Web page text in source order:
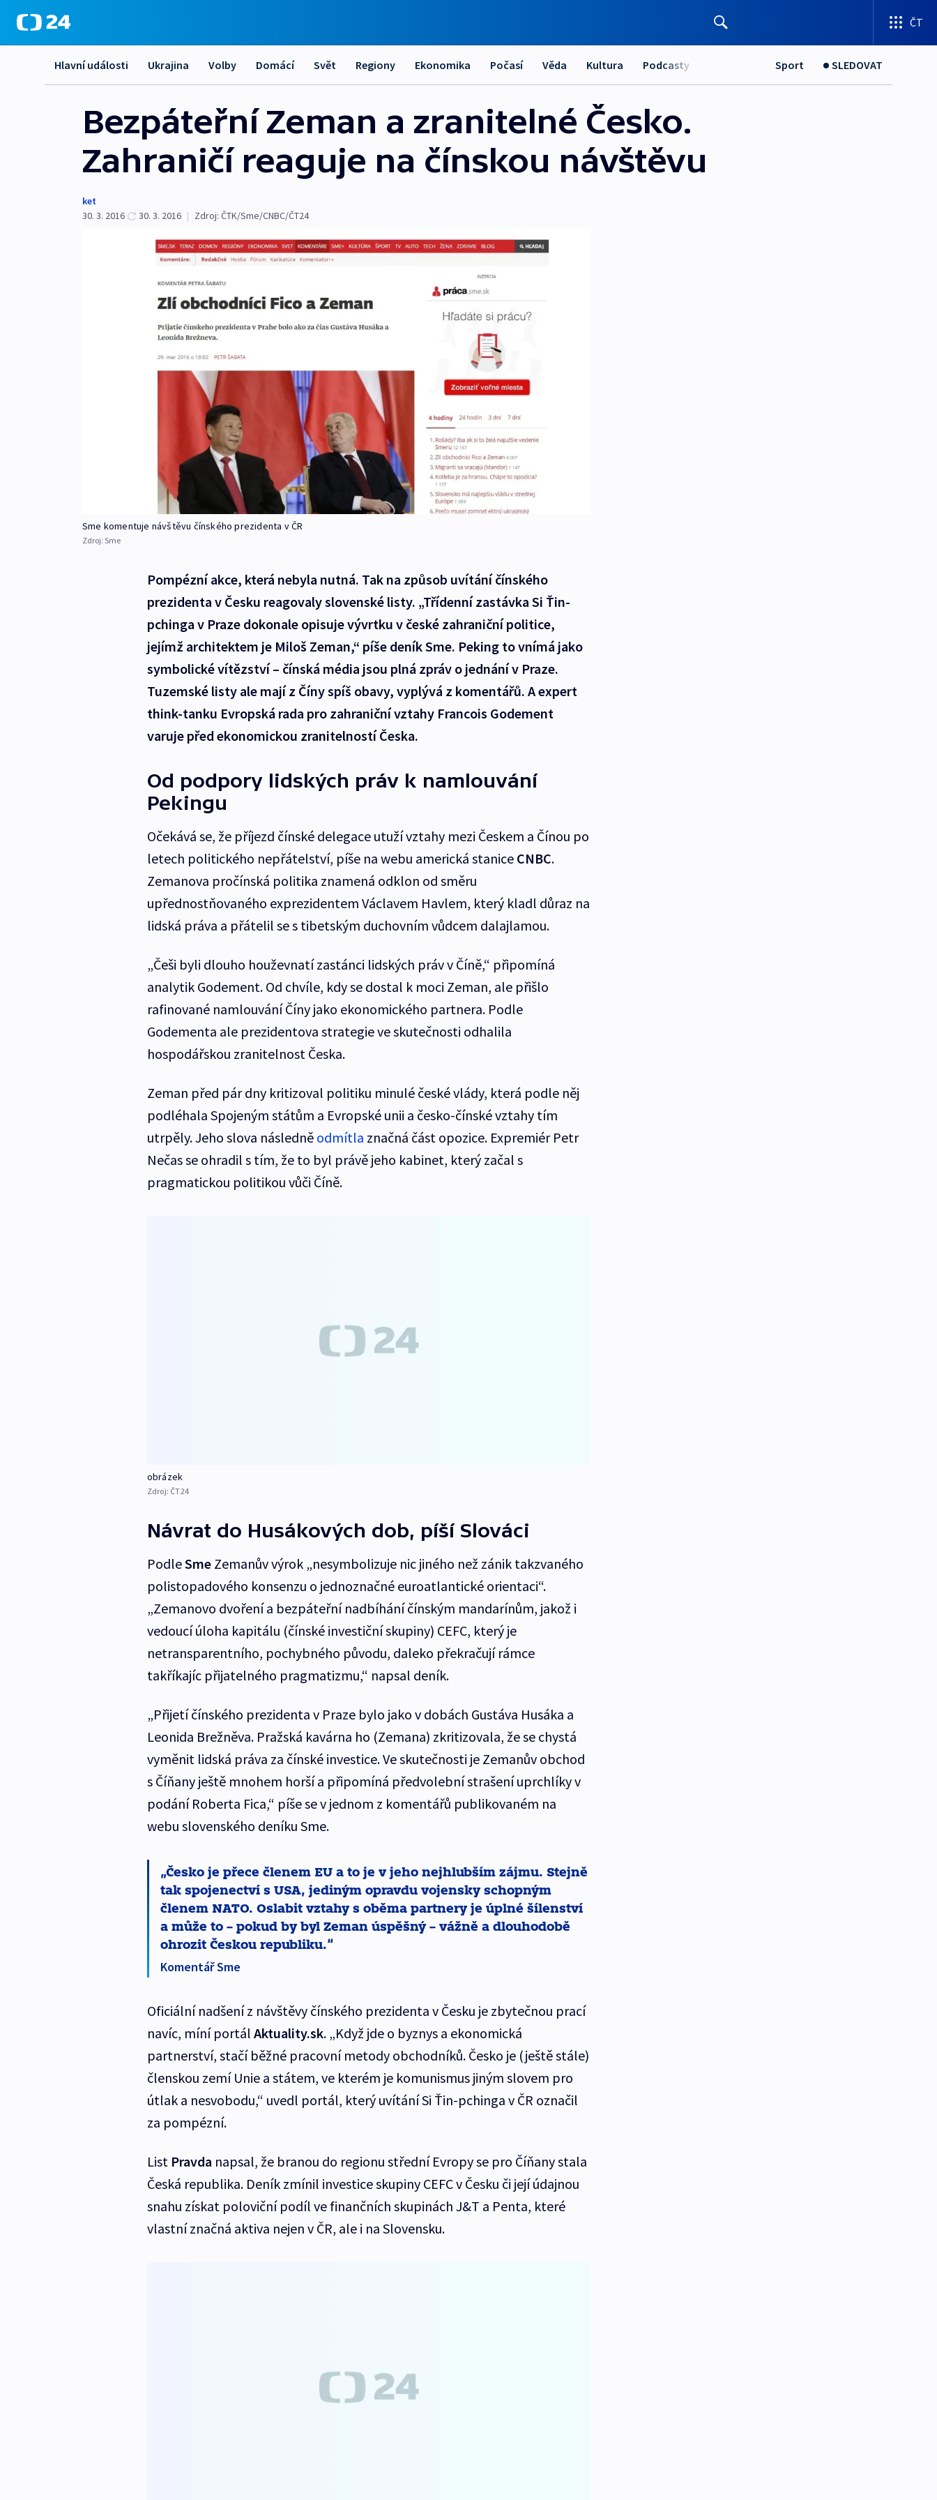
ČT
Hlavní události Ukrajina Volby Domácí Svět Regiony Ekonomika Počasí Věda Kultura Podcasty Sport SLEDOVAT
Bezpáteřní Zeman a zranitelné Česko.
Zahraničí reaguje na čínskou návštěvu
ket
30. 3. 2016
30. 3. 2016 | Zdroj: ČTK/Sme/CNBC/ČT24
Sme komentuje návštěvu čínského prezidenta v ČR
Zdroj: Sme
Pompézní akce, která nebyla nutná. Tak na způsob uvítání čínského
prezidenta v Česku reagovaly slovenské listy. „Třídenní zastávka Si Ťin-
pchinga v Praze dokonale opisuje vývrtku v české zahraniční politice,
jejímž architektem je Miloš Zeman,“ píše deník Sme. Peking to vnímá jako
symbolické vítězství – čínská média jsou plná zpráv o jednání v Praze.
Tuzemské listy ale mají z Číny spíš obavy, vyplývá z komentářů. A expert
think-tanku Evropská rada pro zahraniční vztahy Francois Godement
varuje před ekonomickou zranitelností Česka.
Od podpory lidských práv k namlouvání
Pekingu
Očekává se, že příjezd čínské delegace utuží vztahy mezi Českem a Čínou po
letech politického nepřátelství, píše na webu americká stanice CNBC.
Zemanova pročínská politika znamená odklon od směru
upřednostňovaného exprezidentem Václavem Havlem, který kladl důraz na
lidská práva a přátelil se s tibetským duchovním vůdcem dalajlamou.
„Češi byli dlouho houževnatí zastánci lidských práv v Číně,“ připomíná
analytik Godement. Od chvíle, kdy se dostal k moci Zeman, ale přišlo
rafinované namlouvání Číny jako ekonomického partnera. Podle
Godementa ale prezidentova strategie ve skutečnosti odhalila
hospodářskou zranitelnost Česka.
Zeman před pár dny kritizoval politiku minulé české vlády, která podle něj
podléhala Spojeným státům a Evropské unii a česko-čínské vztahy tím
utrpěly. Jeho slova následně odmítla značná část opozice. Expremiér Petr
Nečas se ohradil s tím, že to byl právě jeho kabinet, který začal s
pragmatickou politikou vůči Číně.
obrázek
Zdroj: ČT24
Návrat do Husákových dob, píší Slováci
PodleSmeZemanův výrok „nesymbolizuje nic jiného než zánik takzvaného
polistopadového konsenzu o jednoznačné euroatlantické orientaci“.
„Zemanovo dvoření a bezpáteřní nadbíhání čínským mandarínům, jakož i
vedoucí úloha kapitálu (čínské investiční skupiny) CEFC, který je
netransparentního, pochybného původu, daleko překračují rámce
takříkajíc přijatelného pragmatizmu,“ napsal deník.
„Přijetí čínského prezidenta v Praze bylo jako v dobách Gustáva Husáka a
Leonida Brežněva. Pražská kavárna ho (Zemana) zkritizovala, že se chystá
vyměnit lidská práva za čínské investice. Ve skutečnosti je Zemanův obchod
s Číňany ještě mnohem horší a připomíná předvolební strašení uprchlíky v
podání Roberta Fica,“ píše se v jednom z komentářů publikovaném na
webu slovenského deníku Sme.
Česko je přece členem EU a to je v jeho nejhlubším zájmu. Stejně
tak spojenectví s USA, jediným opravdu vojensky schopným
členem NATO. Oslabit vztahy s oběma partnery je úplné šílenství
a může to – pokud by byl Zeman úspěšný – vážně a dlouhodobě
ohrozit Českou republiku.
Komentář Sme
Oficiální nadšení z návštěvy čínského prezidenta v Česku je zbytečnou prací
navíc, míní portál Aktuality.sk. „Když jde o byznys a ekonomická
partnerství, stačí běžné pracovní metody obchodníků. Česko je (ještě stále)
členskou zemí Unie a státem, ve kterém je komunismus jiným slovem pro
útlak a nesvobodu,“ uvedl portál, který uvítání Si Ťin-pchinga v ČR označil
za pompézní.
List Pravda napsal, že branou do regionu střední Evropy se pro Číňany stala
Česká republika. Deník zmínil investice skupiny CEFC v Česku či její údajnou
snahu získat poloviční podíl ve finančních skupinách J&T a Penta, které
vlastní značná aktiva nejen v ČR, ale i na Slovensku.